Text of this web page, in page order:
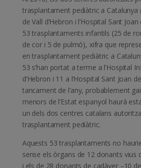
trasplantament pediàtric a Catalunya
de Vall d’Hebron i l’Hospital Sant
53 trasplantaments infantils (25 de
de cor i 5 de pulmó), xifra que
en trasplantament pediàtric a
53 s’han portat a terme a l’Hospital
d’Hebron i 11 a l’Hospital Sant Joan
tancament de l’any, probablement
menors de l’Estat espanyol haurà
un dels dos centres catalans
trasplantament pediàtric.
Aquests 53 trasplantaments no
sense els òrgans de 12 donants vius
i els de 28 donants de cadàver –10